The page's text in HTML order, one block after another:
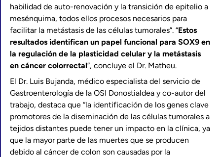
habilidad de auto-renovación y la transición de epitelio a
mesénquima, todos ellos procesos necesarios para
facilitar la metástasis de las células tumorales”. “Estos
resultados identifican un papel funcional para SOX9 en
la regulación de la plasticidad celular y la metástasis
en cáncer colorrectal”, concluye el Dr. Matheu.
El Dr. Luis Bujanda, médico especialista del servicio de
Gastroenterología de la OSI Donostialdea y co-autor del
trabajo, destaca que “la identificación de los genes clave
promotores de la diseminación de las células tumorales a
tejidos distantes puede tener un impacto en la clínica, ya
que la mayor parte de las muertes que se producen
debido al cáncer de colon son causadas por la